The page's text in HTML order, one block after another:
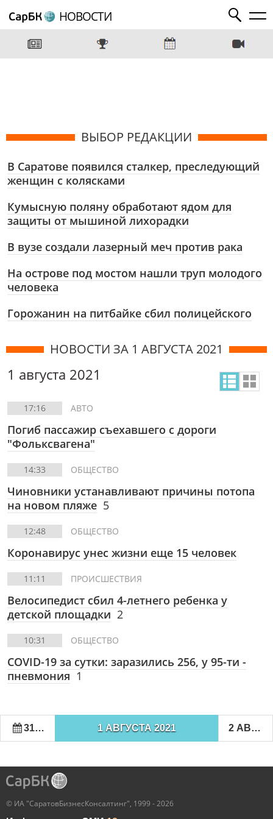
НОВОСТИ
ВЫБОР РЕДАКЦИИ
В Саратове появился сталкер, преследующий
женщин с колясками
Кумысную поляну обработают ядом для
защиты от мышиной лихорадки
В вузе создали лазерный меч против рака
На острове под мостом нашли труп молодого
человека
Горожанин на питбайке сбил полицейского
НОВОСТИ ЗА 1 АВГУСТА 2021
1 августа 2021
17:16 АВТО
Погиб пассажир съехавшего с дороги
"Фольксвагена"
14:33 ОБЩЕСТВО
Чиновники устанавливают причины потопа
на новом пляже 5
12:48 ОБЩЕСТВО
Коронавирус унес жизни еще 15 человек
11:11 ПРОИСШЕСТВИЯ
Велосипедист сбил 4-летнего ребенка у
детской площадки 2
10:31 ОБЩЕСТВО
COVID-19 за сутки: заразились 256, у 95-ти -
пневмония 1
31 ИЮЛЯ 2021 1 АВГУСТА 2021 2 АВГУСТА 2021
© ИА "СаратовБизнесКонсалтинг", 1999 - 2026